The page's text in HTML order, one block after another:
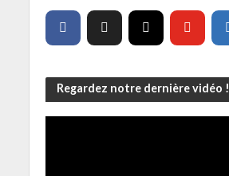
Regardez notre dernière vidéo !